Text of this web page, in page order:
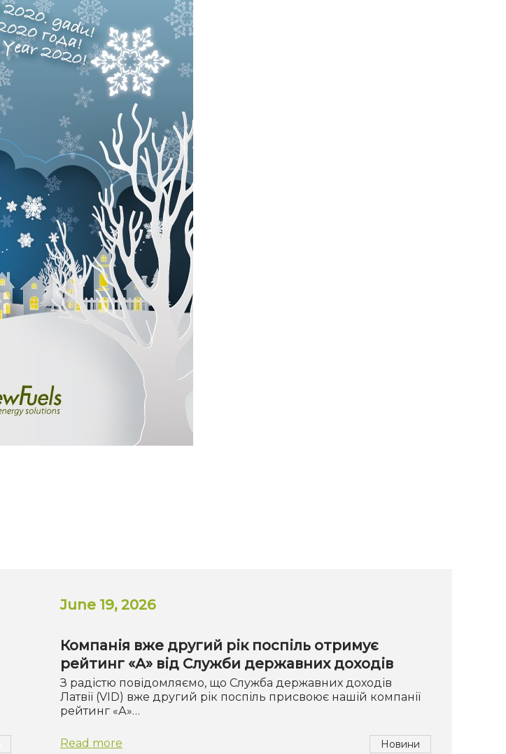
June 19, 2026
Компанія вже другий рік поспіль отримує
рейтинг «А» від Служби державних доходів
З радістю повідомляємо, що Служба державних доходів
Латвії (VID) вже другий рік поспіль присвоює нашій компанії
рейтинг «А»…
Read more Новини